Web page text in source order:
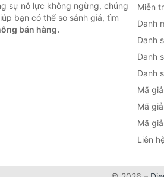
sự nỗ lực không ngừng, chúng
bạn có thể so sánh giá, tìm
bán hàng.
Miễn
Danh
Danh
Danh
Danh
Mã
Mã
Mã
Liên